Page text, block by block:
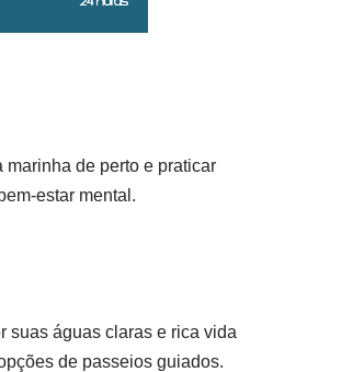
de perto e praticar
estar mental.
suas águas claras e rica vida
de passeios guiados.